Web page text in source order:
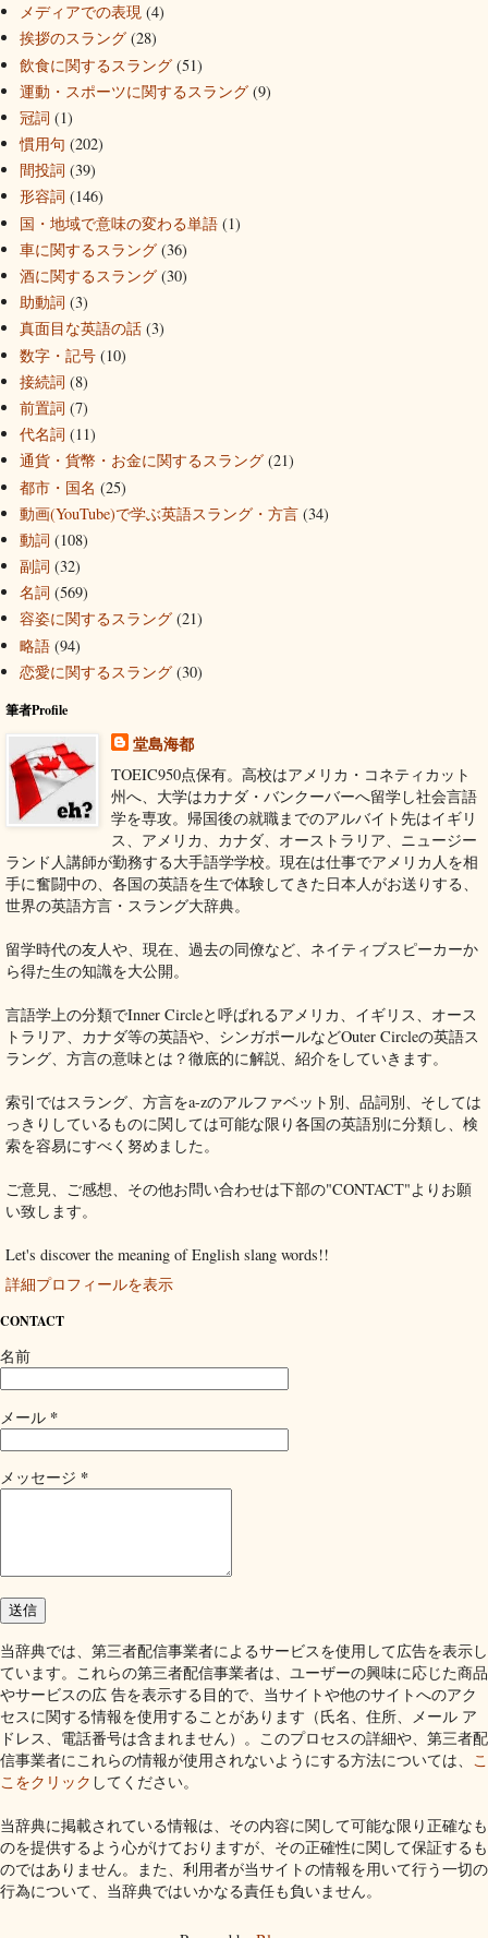
メディアでの表現 (4)
挨拶のスラング (28)
飲食に関するスラング (51)
運動・スポーツに関するスラング (9)
冠詞 (1)
慣用句 (202)
間投詞 (39)
形容詞 (146)
国・地域で意味の変わる単語 (1)
車に関するスラング (36)
酒に関するスラング (30)
助動詞 (3)
真面目な英語の話 (3)
数字・記号 (10)
接続詞 (8)
前置詞 (7)
代名詞 (11)
通貨・貨幣・お金に関するスラング (21)
都市・国名 (25)
動画(YouTube)で学ぶ英語スラング・方言 (34)
動詞 (108)
副詞 (32)
名詞 (569)
容姿に関するスラング (21)
略語 (94)
恋愛に関するスラング (30)
筆者Profile
堂島海都
TOEIC950点保有。高校はアメリカ・コネティカット
州へ、大学はカナダ・バンクーバーへ留学し社会言語
学を専攻。帰国後の就職までのアルバイト先はイギリ
ス、アメリカ、カナダ、オーストラリア、ニュージー
ランド人講師が勤務する大手語学学校。現在は仕事でアメリカ人を相
手に奮闘中の、各国の英語を生で体験してきた日本人がお送りする、
世界の英語方言・スラング大辞典。
留学時代の友人や、現在、過去の同僚など、ネイティブスピーカーか
ら得た生の知識を大公開。
言語学上の分類でInner Circleと呼ばれるアメリカ、イギリス、オース
トラリア、カナダ等の英語や、シンガポールなどOuter Circleの英語ス
ラング、方言の意味とは？徹底的に解説、紹介をしていきます。
索引ではスラング、方言をa-zのアルファベット別、品詞別、そしては
っきりしているものに関しては可能な限り各国の英語別に分類し、検
索を容易にすべく努めました。
ご意見、ご感想、その他お問い合わせは下部の"CONTACT"よりお願
い致します。
Let's discover the meaning of English slang words!!
詳細プロフィールを表示
CONTACT
名前
メール *
メッセージ *
当辞典では、第三者配信事業者によるサービスを使用して広告を表示し
ています。これらの第三者配信事業者は、ユーザーの興味に応じた商品
やサービスの広 告を表示する目的で、当サイトや他のサイトへのアク
セスに関する情報を使用することがあります（氏名、住所、メール ア
ドレス、電話番号は含まれません）。このプロセスの詳細や、第三者配
信事業者にこれらの情報が使用されないようにする方法については、
こ
こをクリック してください。
当辞典に掲載されている情報は、その内容に関して可能な限り正確なも
のを提供するよう心がけておりますが、その正確性に関して保証するも
のではありません。また、利用者が当サイトの情報を用いて行う一切の
行為について、当辞典ではいかなる責任も負いません。